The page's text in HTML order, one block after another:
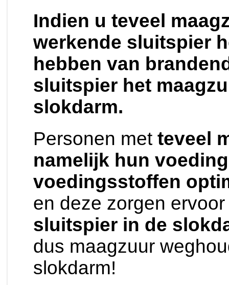
Indien u teveel
werkende sluitspier
hebben van
sluitspier het
slokdarm.
Personen met teveel
namelijk hun
voedingsstoffen
en deze zorgen
sluitspier in de
dus maagzuur
slokdarm!